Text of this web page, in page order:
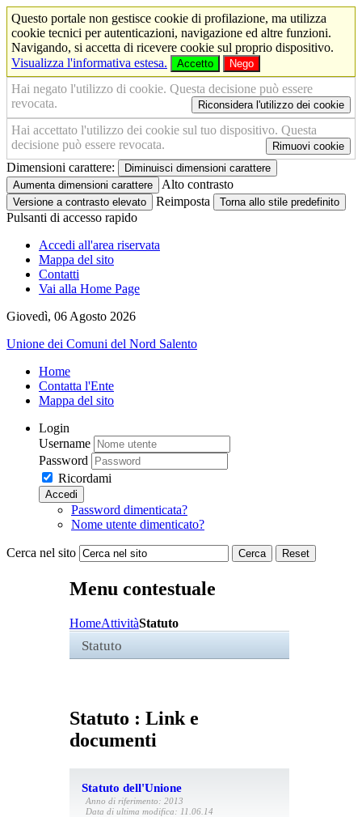
Questo portale non gestisce cookie di profilazione, ma utilizza
cookie tecnici per autenticazioni, navigazione ed altre funzioni.
Navigando, si accetta di ricevere cookie sul proprio dispositivo.
Visualizza l'informativa estesa.
Accetto Nego
Hai negato l'utilizzo di cookie. Questa decisione può essere
revocata.
Riconsidera l'utilizzo dei cookie
Hai accettato l'utilizzo dei cookie sul tuo dispositivo. Questa
decisione può essere revocata.
Rimuovi cookie
Dimensioni carattere:
Diminuisci dimensioni carattere
Aumenta dimensioni carattere
Alto contrasto
Versione a contrasto elevato Reimposta Torna allo stile predefinito
Pulsanti di accesso rapido
Accedi all'area riservata
Mappa del sito
Contatti
Vai alla Home Page
Giovedì, 06 Agosto 2026
Unione dei Comuni del Nord Salento
Home
Contatta l'Ente
Mappa del sito
Login
Username
Password
Ricordami
Accedi
Password dimenticata?
Nome utente dimenticato?
Cerca nel sito Cerca Reset
Menu contestuale
HomeAttivitàStatuto
Statuto
Statuto : Link e
documenti
Statuto dell'Unione
Anno di riferimento: 2013
Data di ultima modifica: 11.06.14